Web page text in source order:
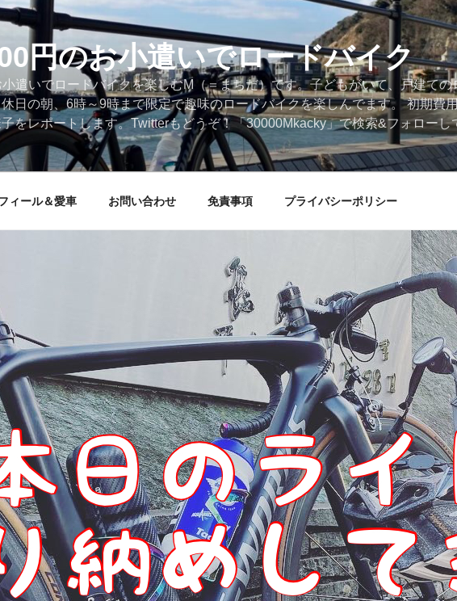
円のお小遣いでロードバイク
小遣いでロードバイクを楽しむM（＝まちだ）です。子どもがいて、戸建て
日の朝、6時～9時まで限定で趣味のロードバイクを楽しんでます。 初期費
をレポートします。Twitterもどうぞ！「30000Mkacky」で検索&フォローし
ィール＆愛車 お問い合わせ 免責事項 プライバシーポリシー